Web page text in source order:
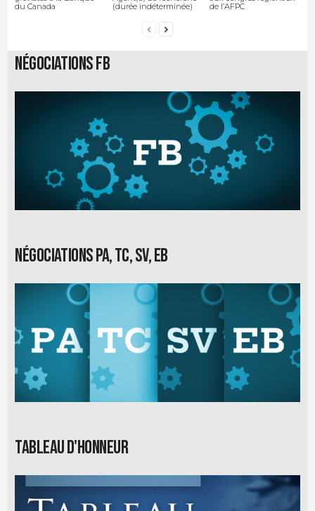
du Canada
(durée indéterminée)
de l’AFPC
Négociations FB
Négociations PA, TC, SV, EB
Tableau d'honneur